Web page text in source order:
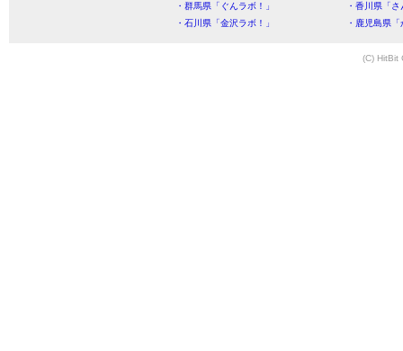
・群馬県「ぐんラボ！」
・香川県「
・石川県「金沢ラボ！」
・鹿児島県
(C) HitBit